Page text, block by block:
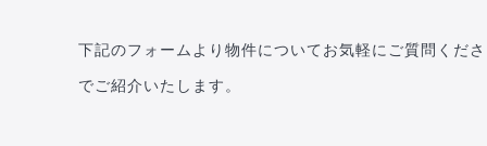
下記のフォームより物件についてお気軽にご質問くだ
でご紹介いたします。